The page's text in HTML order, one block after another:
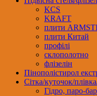
KCS
KRAFT
плити
плити Китай
профілі
склополотно
флізелін
Пінополістирол
Сітка/куточок/
Гідро, паро-